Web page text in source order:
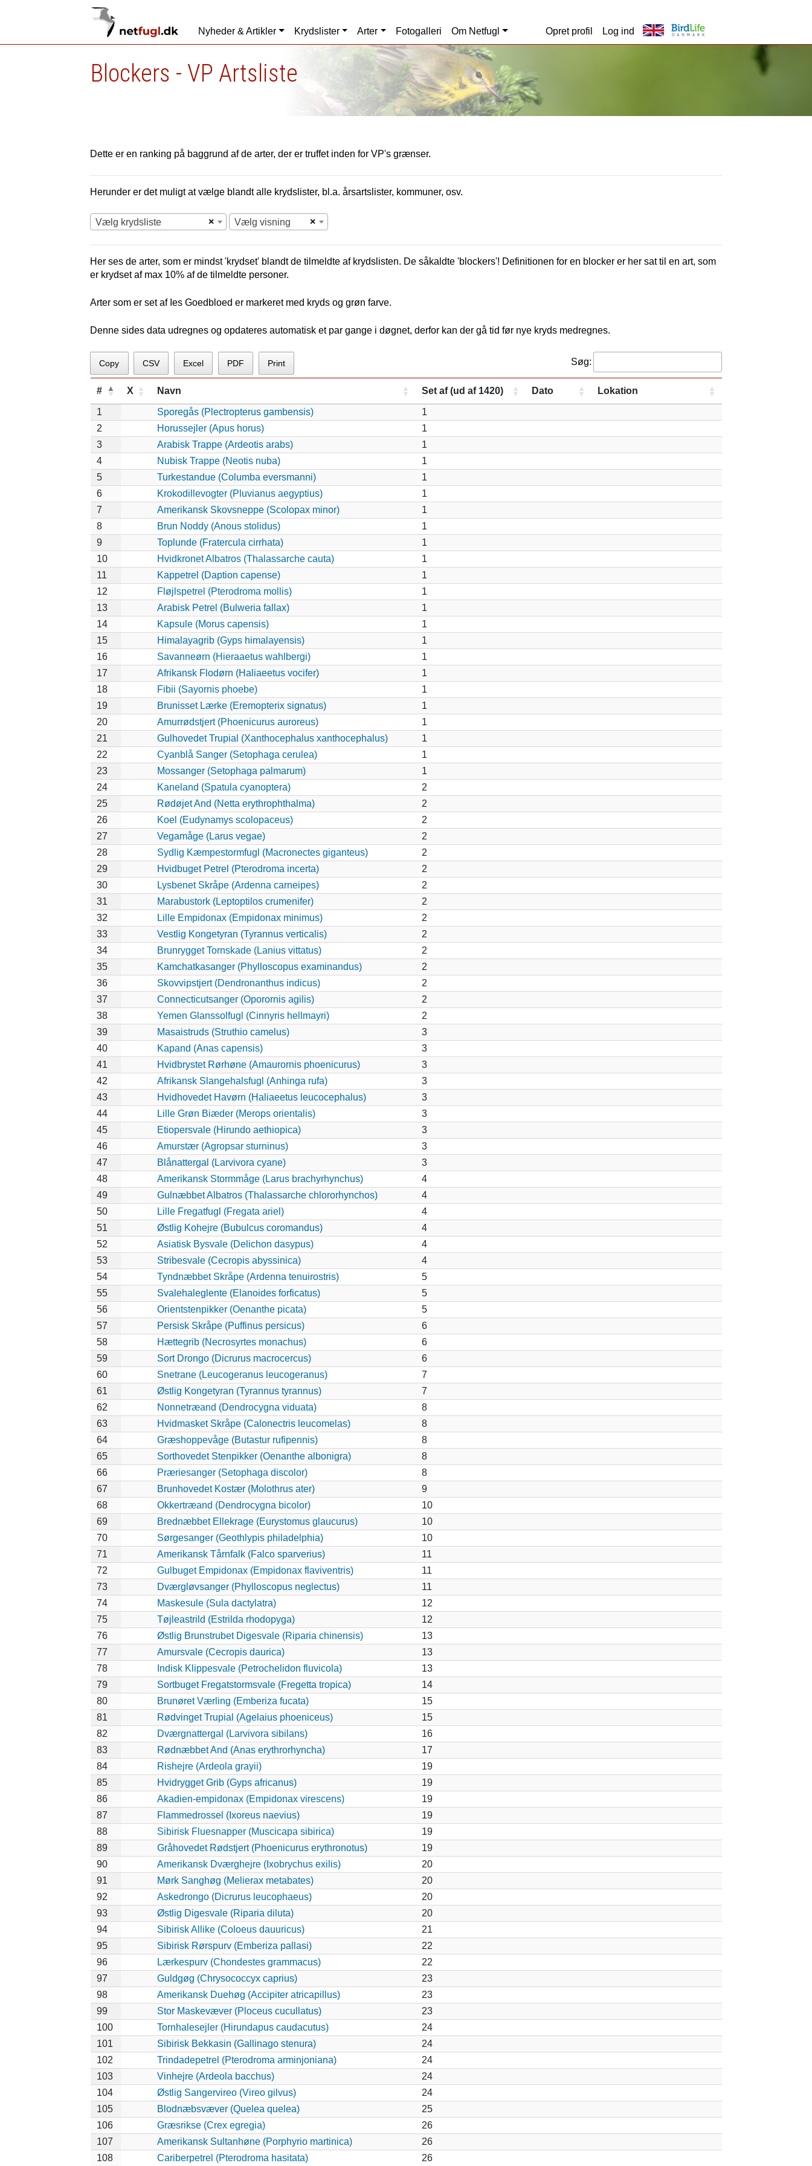
Nyheder & Artikler Krydslister Arter Fotogalleri Om Netfugl Opret profil Log ind
Blockers - VP Artsliste
Dette er en ranking på baggrund af de arter, der er truffet inden for VP's grænser.
Herunder er det muligt at vælge blandt alle krydslister, bl.a. årsartslister, kommuner, osv.
×
Vælg krydsliste ×
Vælg visning
Her ses de arter, som er mindst 'krydset' blandt de tilmeldte af krydslisten. De såkaldte 'blockers'! Definitionen for en blocker er her sat til en art, som
er krydset af max 10% af de tilmeldte personer.
Arter som er set af Ies Goedbloed er markeret med kryds og grøn farve.
Denne sides data udregnes og opdateres automatisk et par gange i døgnet, derfor kan der gå tid før nye kryds medregnes.
Copy CSV Excel PDF Print Søg:
# X Navn Set af (ud af 1420) Dato Lokation
1 Sporegås (Plectropterus gambensis)
1
2
Horussejler (Apus horus)
1
3
Arabisk Trappe (Ardeotis arabs)
1
4
Nubisk Trappe (Neotis nuba)
1
5
Turkestandue (Columba eversmanni)
1
6
Krokodillevogter (Pluvianus aegyptius)
1
7
Amerikansk Skovsneppe (Scolopax minor)
1
8
Brun Noddy (Anous stolidus)
1
9
Toplunde (Fratercula cirrhata)
1
10
Hvidkronet Albatros (Thalassarche cauta)
1
11
Kappetrel (Daption capense)
1
12
Fløjlspetrel (Pterodroma mollis)
1
13
Arabisk Petrel (Bulweria fallax)
1
14
Kapsule (Morus capensis)
1
15
Himalayagrib (Gyps himalayensis)
1
16
Savanneørn (Hieraaetus wahlbergi)
1
17
Afrikansk Flodørn (Haliaeetus vocifer)
1
18
Fibii (Sayornis phoebe)
1
19
Brunisset Lærke (Eremopterix signatus)
1
20
Amurrødstjert (Phoenicurus auroreus)
1
21
Gulhovedet Trupial (Xanthocephalus xanthocephalus)
1
22
Cyanblå Sanger (Setophaga cerulea)
1
23
Mossanger (Setophaga palmarum)
1
24
Kaneland (Spatula cyanoptera)
2
25
Rødøjet And (Netta erythrophthalma)
2
26
Koel (Eudynamys scolopaceus)
2
27
Vegamåge (Larus vegae)
2
28
Sydlig Kæmpestormfugl (Macronectes giganteus)
2
29
Hvidbuget Petrel (Pterodroma incerta)
2
30
Lysbenet Skråpe (Ardenna carneipes)
2
31
Marabustork (Leptoptilos crumenifer)
2
32
Lille Empidonax (Empidonax minimus)
2
33
Vestlig Kongetyran (Tyrannus verticalis)
2
34
Brunrygget Tornskade (Lanius vittatus)
2
35
Kamchatkasanger (Phylloscopus examinandus)
2
36
Skovvipstjert (Dendronanthus indicus)
2
37
Connecticutsanger (Oporornis agilis)
2
38
Yemen Glanssolfugl (Cinnyris hellmayri)
2
39
Masaistruds (Struthio camelus)
3
40
Kapand (Anas capensis)
3
41
Hvidbrystet Rørhøne (Amaurornis phoenicurus)
3
42
Afrikansk Slangehalsfugl (Anhinga rufa)
3
43
Hvidhovedet Havørn (Haliaeetus leucocephalus)
3
44
Lille Grøn Biæder (Merops orientalis)
3
45
Etiopersvale (Hirundo aethiopica)
3
46
Amurstær (Agropsar sturninus)
3
47
Blånattergal (Larvivora cyane)
3
48
Amerikansk Stormmåge (Larus brachyrhynchus)
4
49
Gulnæbbet Albatros (Thalassarche chlororhynchos)
4
50
Lille Fregatfugl (Fregata ariel)
4
51
Østlig Kohejre (Bubulcus coromandus)
4
52
Asiatisk Bysvale (Delichon dasypus)
4
53
Stribesvale (Cecropis abyssinica)
4
54
Tyndnæbbet Skråpe (Ardenna tenuirostris)
5
55
Svalehaleglente (Elanoides forficatus)
5
56
Orientstenpikker (Oenanthe picata)
5
57
Persisk Skråpe (Puffinus persicus)
6
58
Hættegrib (Necrosyrtes monachus)
6
59
Sort Drongo (Dicrurus macrocercus)
6
60
Snetrane (Leucogeranus leucogeranus)
7
61
Østlig Kongetyran (Tyrannus tyrannus)
7
62
Nonnetræand (Dendrocygna viduata)
8
63
Hvidmasket Skråpe (Calonectris leucomelas)
8
64
Græshoppevåge (Butastur rufipennis)
8
65
Sorthovedet Stenpikker (Oenanthe albonigra)
8
66
Præriesanger (Setophaga discolor)
8
67
Brunhovedet Kostær (Molothrus ater)
9
68
Okkertræand (Dendrocygna bicolor)
10
69
Brednæbbet Ellekrage (Eurystomus glaucurus)
10
70
Sørgesanger (Geothlypis philadelphia)
10
71
Amerikansk Tårnfalk (Falco sparverius)
11
72
Gulbuget Empidonax (Empidonax flaviventris)
11
73
Dværgløvsanger (Phylloscopus neglectus)
11
74
Maskesule (Sula dactylatra)
12
75
Tøjleastrild (Estrilda rhodopyga)
12
76
Østlig Brunstrubet Digesvale (Riparia chinensis)
13
77
Amursvale (Cecropis daurica)
13
78
Indisk Klippesvale (Petrochelidon fluvicola)
13
79
Sortbuget Fregatstormsvale (Fregetta tropica)
14
80
Brunøret Værling (Emberiza fucata)
15
81
Rødvinget Trupial (Agelaius phoeniceus)
15
82
Dværgnattergal (Larvivora sibilans)
16
83
Rødnæbbet And (Anas erythrorhyncha)
17
84
Rishejre (Ardeola grayii)
19
85
Hvidrygget Grib (Gyps africanus)
19
86
Akadien-empidonax (Empidonax virescens)
19
87
Flammedrossel (Ixoreus naevius)
19
88
Sibirisk Fluesnapper (Muscicapa sibirica)
19
89
Gråhovedet Rødstjert (Phoenicurus erythronotus)
19
90
Amerikansk Dværghejre (Ixobrychus exilis)
20
91
Mørk Sanghøg (Melierax metabates)
20
92
Askedrongo (Dicrurus leucophaeus)
20
93
Østlig Digesvale (Riparia diluta)
20
94
Sibirisk Allike (Coloeus dauuricus)
21
95
Sibirisk Rørspurv (Emberiza pallasi)
22
96
Lærkespurv (Chondestes grammacus)
22
97
Guldgøg (Chrysococcyx caprius)
23
98
Amerikansk Duehøg (Accipiter atricapillus)
23
99
Stor Maskevæver (Ploceus cucullatus)
23
100
Tornhalesejler (Hirundapus caudacutus)
24
101
Sibirisk Bekkasin (Gallinago stenura)
24
102
Trindadepetrel (Pterodroma arminjoniana)
24
103
Vinhejre (Ardeola bacchus)
24
104
Østlig Sangervireo (Vireo gilvus)
24
105
Blodnæbsvæver (Quelea quelea)
25
106
Græsrikse (Crex egregia)
26
107
Amerikansk Sultanhøne (Porphyrio martinica)
26
108
Cariberpetrel (Pterodroma hasitata) 26